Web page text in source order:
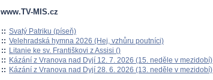
www.TV-MIS.cz
:: Svatý Patriku (píseň)
:: Velehradská hymna 2026 (Hej, vzhůru poutníci)
:: Litanie ke sv. Františkovi z Assisi ()
:: Kázání z Vranova nad Dyjí 12. 7. 2026 (15. neděle v mezidobí)
:: Kázání z Vranova nad Dyjí 28. 6. 2026 (13. neděle v mezidobí)